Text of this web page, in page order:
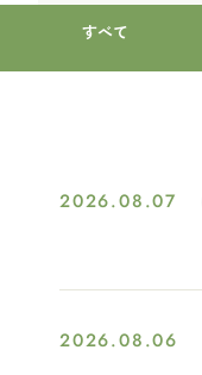
すべて
2026.08.07
2026.08.06